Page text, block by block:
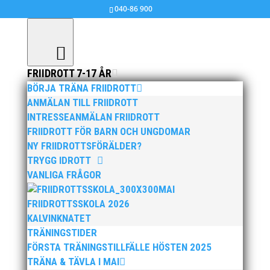
040-86 900
FRIIDROTT 7-17 ÅR
BÖRJA TRÄNA FRIIDROTT
ANMÄLAN TILL FRIIDROTT
INTRESSEANMÄLAN FRIIDROTT
FRIIDROTT FÖR BARN OCH UNGDOMAR
NY FRIIDROTTSFÖRÄLDER?
TRYGG IDROTT
VANLIGA FRÅGOR
MAI
FRIIDROTTSSKOLA 2026
KALVINKNATET
TRÄNINGSTIDER
FÖRSTA TRÄNINGSTILLFÄLLE HÖSTEN 2025
TRÄNA & TÄVLA I MAI
EM-brons till Austin Hamilton!
mar 6, 2017|Okategoriserade